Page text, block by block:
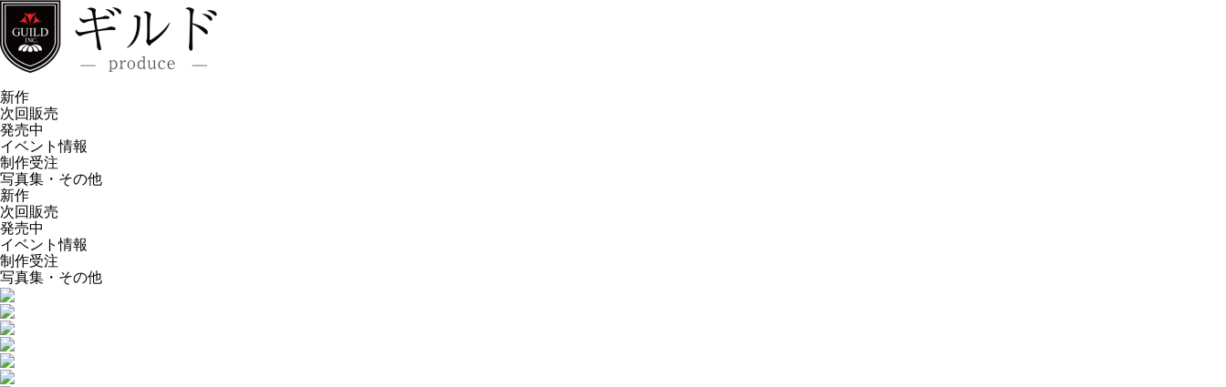
新作
次回販売
発売中
イベント情報
制作受注
写真集・その他
新作
次回販売
発売中
イベント情報
制作受注
写真集・その他